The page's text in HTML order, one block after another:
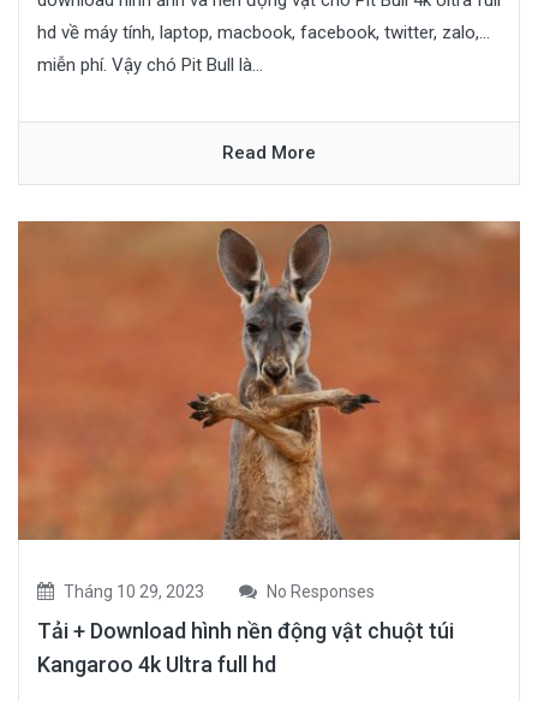
hd về máy tính, laptop, macbook, facebook, twitter, zalo,…
miễn phí. Vậy chó Pit Bull là...
Read More
Tháng 10 29, 2023 No Responses
Tải + Download hình nền động vật chuột túi
Kangaroo 4k Ultra full hd